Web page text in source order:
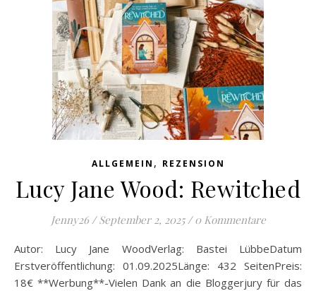
ALLGEMEIN , REZENSION
Lucy Jane Wood: Rewitched
Jenny26 / September 2, 2025 / 0 Kommentare
Autor: Lucy Jane WoodVerlag: Bastei LübbeDatum
Erstveröffentlichung: 01.09.2025Länge: 432 SeitenPreis:
18€ **Werbung**-Vielen Dank an die Bloggerjury für das